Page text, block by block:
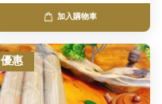
加入購物車
優惠